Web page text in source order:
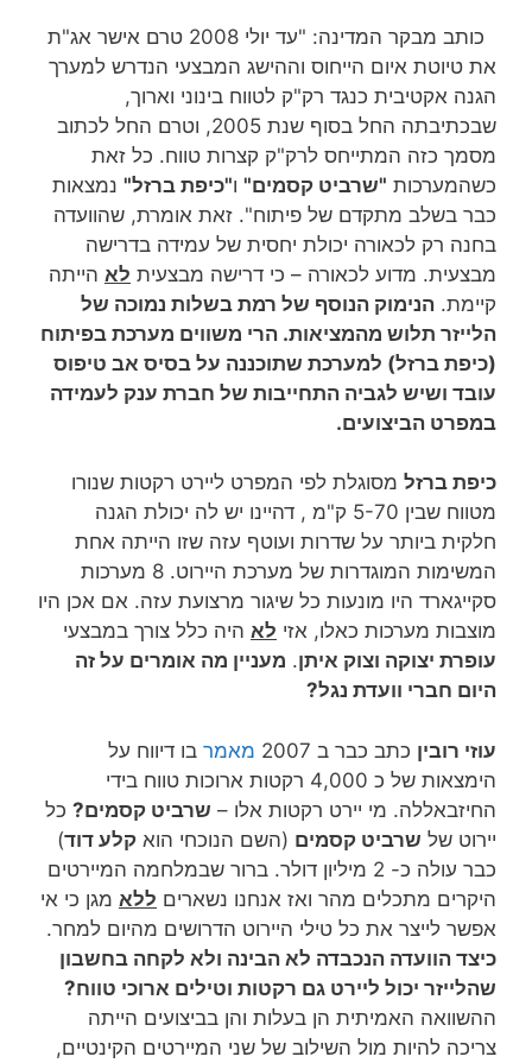
כותב מבקר המדינה: "עד יולי 2008 טרם אישר אג"ת
את טיוטת איום הייחוס וההישג המבצעי הנדרש למערך
הגנה אקטיבית כנגד רק"ק לטווח בינוני וארוך,
שבכתיבתה החל בסוף שנת 2005, וטרם החל לכתוב
מסמך כזה המתייחס לרק"ק קצרות טווח. כל זאת
כשהמערכות "שרביט קסמים" ו"כיפת ברזל" נמצאות
כבר בשלב מתקדם של פיתוח". זאת אומרת, שהוועדה
בחנה רק לכאורה יכולת יחסית של עמידה בדרישה
מבצעית. מדוע לכאורה – כי דרישה מבצעית לא הייתה
קיימת. הנימוק הנוסף של רמת בשלות נמוכה של
הלייזר תלוש מהמציאות. הרי משווים מערכת בפיתוח
(כיפת ברזל) למערכת שתוכננה על בסיס אב טיפוס
עובד ושיש לגביה התחייבות של חברת ענק לעמידה
במפרט הביצועים.
כיפת ברזל מסוגלת לפי המפרט ליירט רקטות שנורו
מטווח שבין 5-70 ק"מ , דהיינו יש לה יכולת הגנה
חלקית ביותר על שדרות ועוטף עזה שזו הייתה אחת
המשימות המוגדרות של מערכת היירוט. 8 מערכות
סקייגארד היו מונעות כל שיגור מרצועת עזה. אם אכן היו
מוצבות מערכות כאלו, אזי לא היה כלל צורך במבצעי
עופרת יצוקה וצוק איתן. מעניין מה אומרים על זה
היום חברי וועדת נגל?
עוזי רובין כתב כבר ב 2007 מאמר בו דיווח על
הימצאות של כ 4,000 רקטות ארוכות טווח בידי
החיזבאללה. מי יירט רקטות אלו – שרביט קסמים? כל
יירוט של שרביט קסמים (השם הנוכחי הוא קלע דוד)
כבר עולה כ- 2 מיליון דולר. ברור שבמלחמה המיירטים
היקרים מתכלים מהר ואז אנחנו נשארים ללא מגן כי אי
אפשר לייצר את כל טילי היירוט הדרושים מהיום למחר.
כיצד הוועדה הנכבדה לא הבינה ולא לקחה בחשבון
שהלייזר יכול ליירט גם רקטות וטילים ארוכי טווח?
ההשוואה האמיתית הן בעלות והן בביצועים הייתה
צריכה להיות מול השילוב של שני המיירטים הקינטיים,